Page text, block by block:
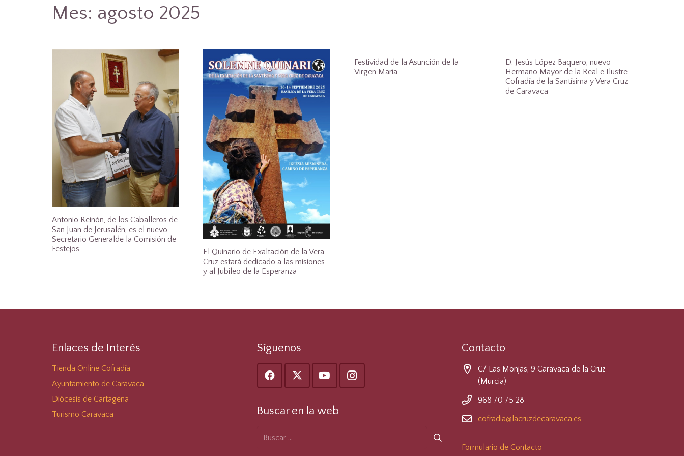
Mes: agosto 2025
Antonio Reinón, de los Caballeros de
San Juan de Jerusalén, es el nuevo
Secretario Generalde la Comisión de
Festejos
El Quinario de Exaltación de la Vera
Cruz estará dedicado a las misiones
y al Jubileo de la Esperanza
Festividad de la Asunción de la
Virgen María
D. Jesús López Baquero, nuevo
Hermano Mayor de la Real e Ilustre
Cofradía de la Santísima y Vera Cruz
de Caravaca
Enlaces de Interés
Tienda Online Cofradía
Ayuntamiento de Caravaca
Diócesis de Cartagena
Turismo Caravaca
Síguenos
Buscar en la web
Contacto
C/ Las Monjas, 9 Caravaca de la Cruz
(Murcia)
968 70 75 28
cofradia@lacruzdecaravaca.es
Formulario de Contacto